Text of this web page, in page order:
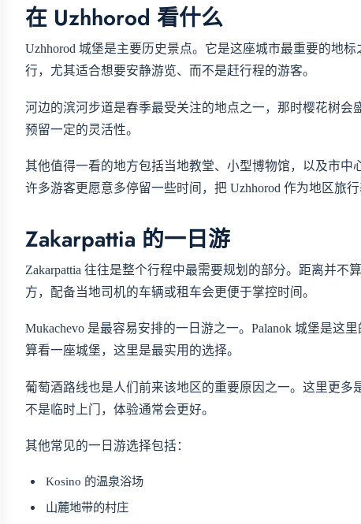
在 Uzhhorod 看什么
Uzhhorod 城堡是主要历史景点。它是这座城市最重要的地
行，尤其适合想要安静游览、而不是赶行程的游客。
河边的滨河步道是春季最受关注的地点之一，那时樱花树
预留一定的灵活性。
其他值得一看的地方包括当地教堂、小型博物馆，以及市
许多游客更愿意多停留一些时间，把 Uzhhorod 作为地区旅行
Zakarpattia 的一日游
Zakarpattia 往往是整个行程中最需要规划的部分。距离并
方，配备当地司机的车辆或租车会更便于掌控时间。
Mukachevo 是最容易安排的一日游之一。Palanok 城堡是这
算看一座城堡，这里是最实用的选择。
葡萄酒路线也是人们前来该地区的重要原因之一。这里更
不是临时上门，体验通常会更好。
其他常见的一日游选择包括：
Kosino 的温泉浴场
山麓地带的村庄